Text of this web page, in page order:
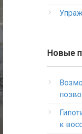
Новые
к